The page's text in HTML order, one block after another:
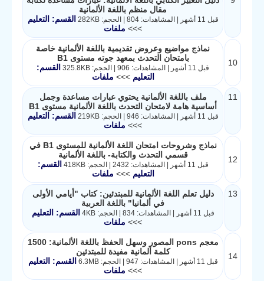
مقال منظم باللغة الألمانية
قبل 11 أشهر | المشاهدات: 804 | الحجم: 282KB
القسم: التعليم
>>> ملفات
10
نماذج مواضيع وعروض تقديمية باللغة الألمانية خاصة
بامتحان التحدث بمعهد جوته مستوى B1
قبل 11 أشهر | المشاهدات: 906 | الحجم: 325.8KB
القسم:
التعليم>>> ملفات
11
ملف باللغة الألمانية يحتوي عبارات مساعدة وجمل
أساسية هامة لامتحان التحدث باللغة الألمانية مستوى B1
قبل 11 أشهر | المشاهدات: 946 | الحجم: 219KB
القسم: التعليم
>>> ملفات
12
نماذج وشروحات امتحان اللغة الألمانية للمستوى B1 في
قسمي التحدث والكتابة- باللغة الألمانية
قبل 11 أشهر | المشاهدات: 2432 | الحجم: 418KB
القسم:
التعليم>>> ملفات
13
دليل تعلم اللغة الألمانية للمبتدئين: كتاب "أيامي الأولى
في ألمانيا" باللغة العربية
قبل 11 أشهر | المشاهدات: 834 | الحجم: 4KB
القسم: التعليم
>>> ملفات
14
معجم pons المصور وسهل الحفظ باللغة الألمانية: 1500
كلمة ألمانية مفيدة للمبتدئين
قبل 11 أشهر | المشاهدات: 947 | الحجم: 6.3MB
القسم: التعليم
>>> ملفات